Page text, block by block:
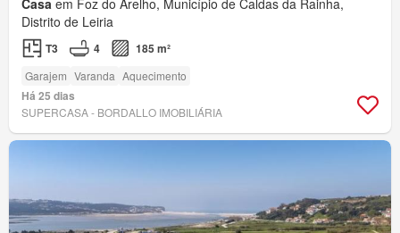
Casa em Foz do Arelho, Município de Caldas da Rainha,
Distrito de Leiria
T3 4 185 m²
Garajem Varanda Aquecimento
Há 25 dias
SUPERCASA - BORDALLO IMOBILIÁRIA